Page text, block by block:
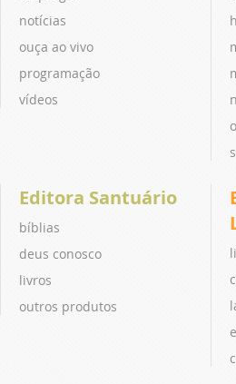
notícias
ouça ao vivo
programação
vídeos
Editora Santuário
bíblias
deus conosco
livros
outros produtos